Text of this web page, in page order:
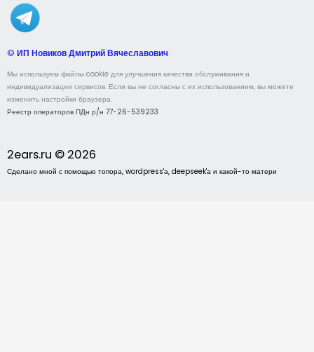
© ИП Новиков Дмитрий Вячеславович
Мы используем файлы cookie для улучшения качества обслуживания и
индивидуализации сервисов. Если вы не согласны с их использованием, вы можете
изменить настройки браузера.
Реестр операторов ПДн р/н 77-26-539233
2ears.ru © 2026
Сделано мной с помощью топора, wordpress'а, deepseek'а и какой-то матери